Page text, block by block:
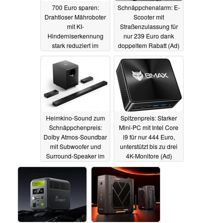
700 Euro sparen:
Drahtloser Mähroboter
mit KI-
Hinderniserkennung
stark reduziert im
Schnäppchenalarm: E-
Scooter mit
Straßenzulassung für
nur 239 Euro dank
doppeltem Rabatt (Ad)
Heimkino-Sound zum
Schnäppchenpreis:
Dolby Atmos-Soundbar
mit Subwoofer und
Surround-Speaker im
Angebot (Ad)05.05.2025
Spitzenpreis: Starker
Mini-PC mit Intel Core
i9 für nur 444 Euro,
unterstützt bis zu drei
4K-Monitore (Ad)
03.05.2025